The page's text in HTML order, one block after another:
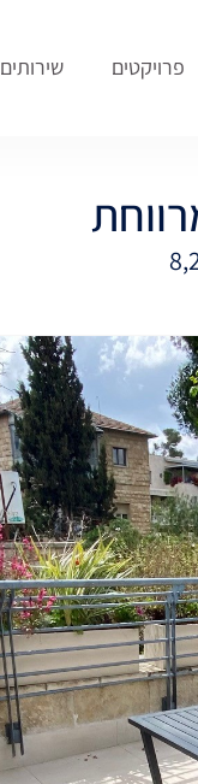
פרויקטים שירותים